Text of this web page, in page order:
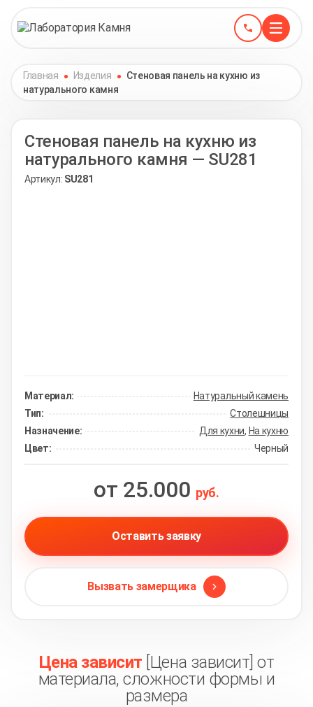
Главная Изделия
Стеновая панель на кухню из
натурального камня
Стеновая панель на кухню из
натурального камня — SU281
Артикул: SU281
Материал:
Натуральный камень
Тип:
Столешницы
Назначение:
Для кухни, На кухню
Цвет:
Черный
от 25.000 руб.
Оставить заявку
Вызвать замерщика
Цена зависит [Цена зависит] от
материала, сложности формы и
размера